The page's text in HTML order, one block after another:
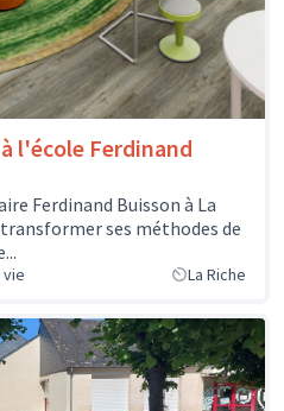
l'école Ferdinand
Ferdinand Buisson à La
ses méthodes de
La Riche